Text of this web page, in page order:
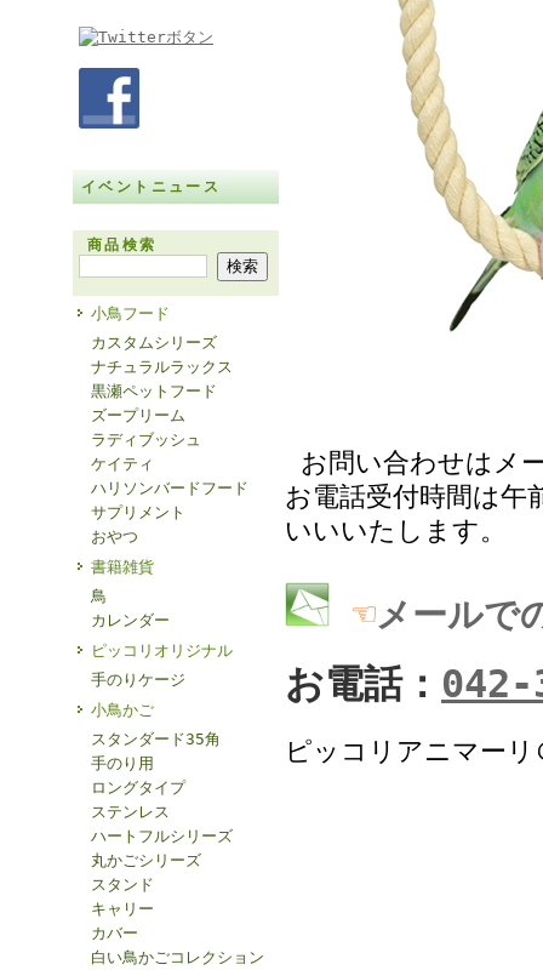
イベントニュース
商品検索
小鳥フード
カスタムシリーズ
ナチュラルラックス
黒瀬ペットフード
ズープリーム
ラディブッシュ
ケイティ
ハリソンバードフード
サプリメント
おやつ
書籍雑貨
鳥
カレンダー
ピッコリオリジナル
手のりケージ
小鳥かご
スタンダード35角
手のり用
ロングタイプ
ステンレス
ハートフルシリーズ
丸かごシリーズ
スタンド
キャリー
カバー
白い鳥かごコレクション
お問い合わせはメ
お電話受付時間は午
いいいたします。
☜メールで
お電話： 042-
ピッコリアニマーリ